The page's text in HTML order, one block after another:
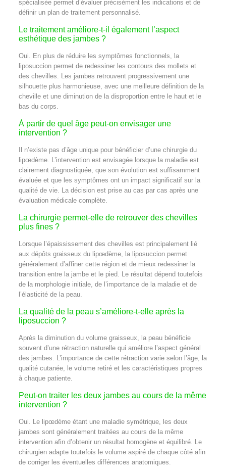
spécialisée permet d’évaluer précisément les indications et de
définir un plan de traitement personnalisé.
Le traitement améliore-t-il également l’aspect
esthétique des jambes ?
Oui. En plus de réduire les symptômes fonctionnels, la
liposuccion permet de redessiner les contours des mollets et
des chevilles. Les jambes retrouvent progressivement une
silhouette plus harmonieuse, avec une meilleure définition de la
cheville et une diminution de la disproportion entre le haut et le
bas du corps.
À partir de quel âge peut-on envisager une
intervention ?
Il n’existe pas d’âge unique pour bénéficier d’une chirurgie du
lipœdème. L’intervention est envisagée lorsque la maladie est
clairement diagnostiquée, que son évolution est suffisamment
évaluée et que les symptômes ont un impact significatif sur la
qualité de vie. La décision est prise au cas par cas après une
évaluation médicale complète.
La chirurgie permet-elle de retrouver des chevilles
plus fines ?
Lorsque l’épaississement des chevilles est principalement lié
aux dépôts graisseux du lipœdème, la liposuccion permet
généralement d’affiner cette région et de mieux redessiner la
transition entre la jambe et le pied. Le résultat dépend toutefois
de la morphologie initiale, de l’importance de la maladie et de
l’élasticité de la peau.
La qualité de la peau s’améliore-t-elle après la
liposuccion ?
Après la diminution du volume graisseux, la peau bénéficie
souvent d’une rétraction naturelle qui améliore l’aspect général
des jambes. L’importance de cette rétraction varie selon l’âge, la
qualité cutanée, le volume retiré et les caractéristiques propres
à chaque patiente.
Peut-on traiter les deux jambes au cours de la même
intervention ?
Oui. Le lipœdème étant une maladie symétrique, les deux
jambes sont généralement traitées au cours de la même
intervention afin d’obtenir un résultat homogène et équilibré. Le
chirurgien adapte toutefois le volume aspiré de chaque côté afin
de corriger les éventuelles différences anatomiques.